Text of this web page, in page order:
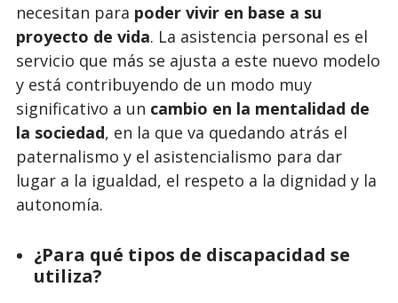
necesitan para poder vivir en base a su
proyecto de vida. La asistencia personal es el
servicio que más se ajusta a este nuevo modelo
y está contribuyendo de un modo muy
significativo a un cambio en la mentalidad de
la sociedad, en la que va quedando atrás el
paternalismo y el asistencialismo para dar
lugar a la igualdad, el respeto a la dignidad y la
autonomía.
¿Para qué tipos de discapacidad se
utiliza?